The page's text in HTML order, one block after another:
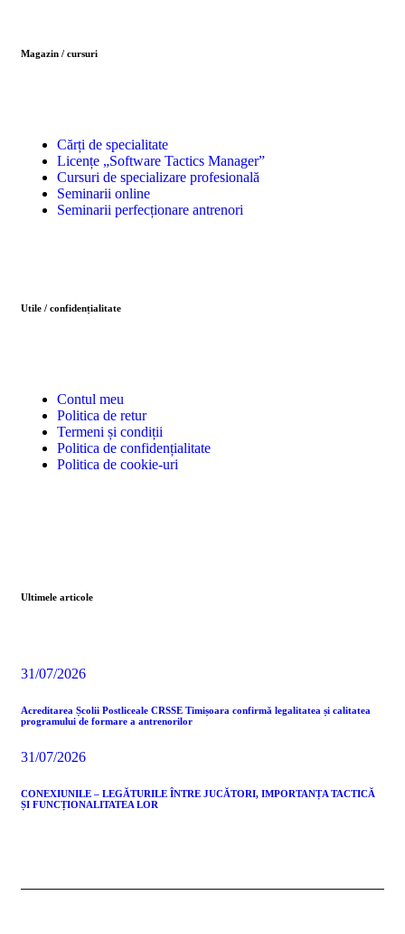
Magazin / cursuri
Cărți de specialitate
Licențe „Software Tactics Manager”
Cursuri de specializare profesională
Seminarii online
Seminarii perfecționare antrenori
Utile / confidențialitate
Contul meu
Politica de retur
Termeni și condiții
Politica de confidențialitate
Politica de cookie-uri
Ultimele articole
31/07/2026
Acreditarea Școlii Postliceale CRSSE Timișoara confirmă legalitatea și calitatea
programului de formare a antrenorilor
31/07/2026
CONEXIUNILE – LEGĂTURILE ÎNTRE JUCĂTORI, IMPORTANȚA TACTICĂ
ȘI FUNCȚIONALITATEA LOR